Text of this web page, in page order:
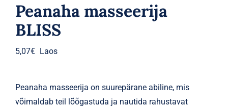
Peanaha masseerija
BLISS
5,07€ Laos
Peanaha masseerija on suurepärane abiline, mis
võimaldab teil lõõgastuda ja nautida rahustavat